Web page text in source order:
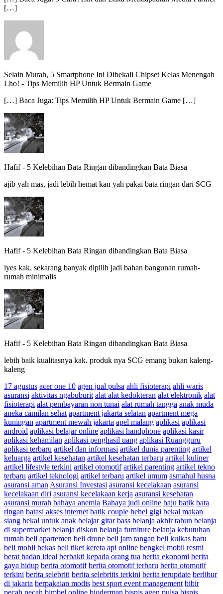
[…]
Selain Murah, 5 Smartphone Ini Dibekali Chipset Kelas Menengah
Lho! - Tips Memilih HP Untuk Bermain Game
[…] Baca Juga: Tips Memilih HP Untuk Bermain Game […]
Hafif- 5 Kelebihan Bata Ringan dibandingkan Bata Biasa
ajib yah mas, jadi lebih hemat kan yah pakai bata ringan dari SCG
Hafif- 5 Kelebihan Bata Ringan dibandingkan Bata Biasa
iyes kak, sekarang banyak dipilih jadi bahan bangunan rumah-
rumah minimalis
Hafif- 5 Kelebihan Bata Ringan dibandingkan Bata Biasa
lebih baik kualitasnya kak. produk nya SCG emang bukan kaleng-
kaleng
17 agustus acer one 10 agen jual pulsa ahli fisioterapi ahli waris
asuransi aktivitas ngabuburit alat alat kedokteran alat elektronik alat
fisioterapi alat pembayaran non tunai alat rumah tangga anak muda
aneka camilan sehat apartment jakarta selatan apartment mega
kuningan apartment mewah jakarta apel malang aplikasi aplikasi
android aplikasi belajar online aplikasi handphone aplikasi kasir
aplikasi kehamilan aplikasi penghasil uang aplikasi Ruangguru
aplikasi terbaru artikel dan informasi artikel dunia parenting artikel
keluarga artikel kesehatan artikel kesehatan terbaru artikel kuliner
artikel lifestyle terkini artikel otomotif artikel parenting artikel tekno
terbaru artikel teknologi artikel terbaru artikel umum asmahul husna
asuransi aman Asuransi Investasi asuransi kecelakaan asuransi
kecelakaan diri asuransi kecelakaan kerja asuransi kesehatan
asuransi murah bahaya anemia Bahaya judi online baju batik bata
ringan batasi akses internet batik couple behel gigi bekal makan
siang bekal untuk anak belajar gitar bass belanja akhir tahun belanja
di supermarket belanja diskon belanja furniture belanja kebutuhan
rumah beli apartemen beli drone beli jam tangan beli kulkas baru
beli mobil bekas beli tiket kereta api online bengkel mobil resmi
berat badan ideal berbakti kepada orang tua berita ekonomi berita
gaya hidup berita otomotif berita otomotif terbaru berita otomotif
terkini berita selebriti berita selebritis terkini berita terupdate berlibur
di jakarta berpakaian modis best sport event management bibir
pecah pecah bimbel online bioderman bisnis agen pulsa bisnis